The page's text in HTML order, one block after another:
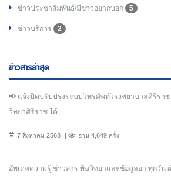
ข่าวประชาสัมพันธ์/มีข่าวอยากบอก 5
ข่าวบริการ 2
ข่าวสารล่าสุด
📢 แจ้งปิดปรับปรุงระบบโทรศัพท์โรงพยาบาลศิริรา
วิทยาศิริราช ได้
7 สิงหาคม 2568 อ่าน 4,649 ครั้ง
อัพเดทความรู้ ข่าวสาร พิษวิทยาและข้อมูลยา ทุกวัน